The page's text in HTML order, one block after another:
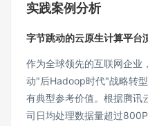
实践案例分析
字节跳动的云原生计算平台
作为全球领先的互联网企业
动"后Hadoop时代"战略转
有典型参考价值。根据腾讯
司日均处理数据量超过